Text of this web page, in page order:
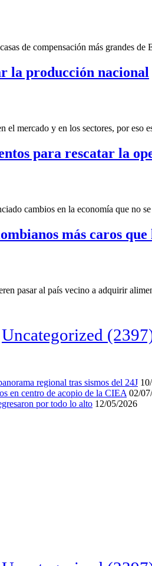
de compensación más grandes de
la producción nacional
el mercado y en los sectores, por
para rescatar la
cambios en la economía que no
más caros que
pasar al país vecino a adquirir
Uncategorized
regional tras sismos del 24J
en centro de acopio de la CIEA 02/
por todo lo alto 12/05/2026